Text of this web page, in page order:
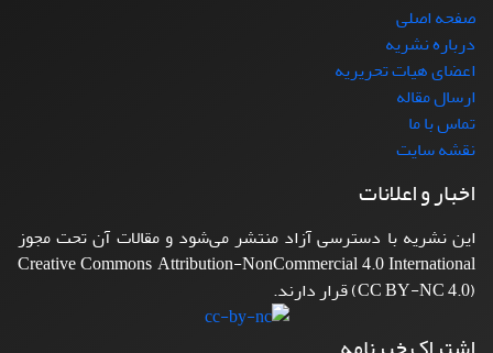
صفحه اصلی
درباره نشریه
اعضای هیات تحریریه
ارسال مقاله
تماس با ما
نقشه سایت
اخبار و اعلانات
این نشریه با دسترسی آزاد منتشر می‌شود و مقالات آن تحت مجوز
Creative Commons Attribution-NonCommercial 4.0 International
(CC BY-NC 4.0) قرار دارند.